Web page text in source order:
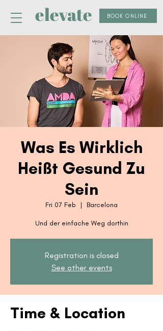
elevate BOOK ONLINE
Was Es Wirklich
Heißt Gesund Zu
Sein
Fri 07 Feb
  |
Barcelona
Und der einfache Weg dorthin
Registration is closed
See other events
Time & Location